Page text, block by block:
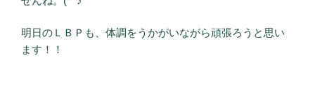
明日のＬＢＰも、体調をうかがいながら頑張ろうと思い
ます！！